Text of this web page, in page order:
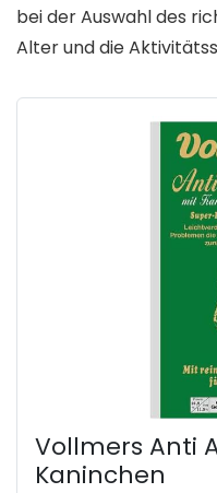
bei der Auswahl des
Alter und die
Vollmers Anti
Kaninchen